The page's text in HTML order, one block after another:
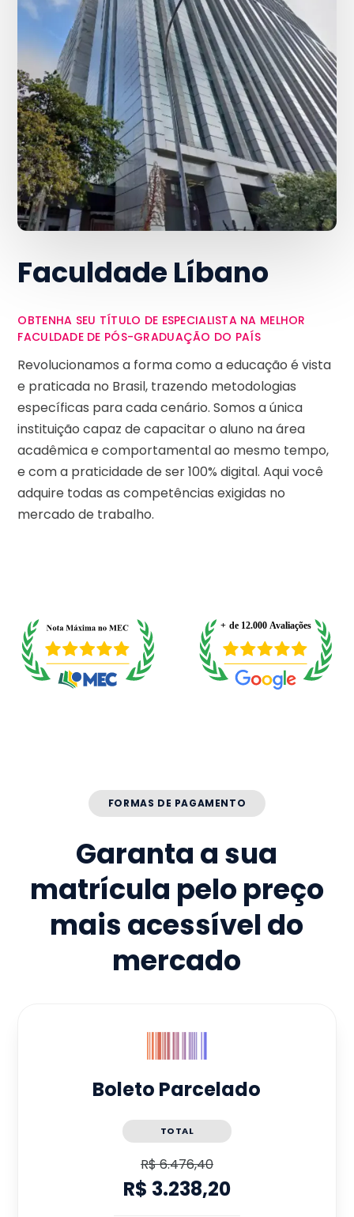
Faculdade Líbano
OBTENHA SEU TÍTULO DE ESPECIALISTA NA MELHOR
FACULDADE DE PÓS-GRADUAÇÃO DO PAÍS
Revolucionamos a forma como a educação é vista
e praticada no Brasil, trazendo metodologias
específicas para cada cenário. Somos a única
instituição capaz de capacitar o aluno na área
acadêmica e comportamental ao mesmo tempo,
e com a praticidade de ser 100% digital. Aqui você
adquire todas as competências exigidas no
mercado de trabalho.
FORMAS DE PAGAMENTO
Garanta a sua
matrícula pelo preço
mais acessível do
mercado
Boleto Parcelado
TOTAL
R$ 6.476,40
R$ 3.238,20